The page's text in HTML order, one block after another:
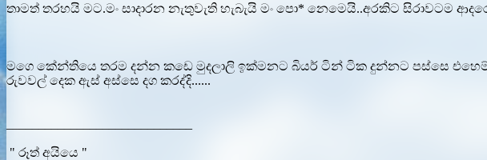
තාමත් තරහයි මට.මං සාදාරන නැතුවැති හැබැයි මං පො* නෙමෙයි..අරකිට සිරාවටම
මගෙ කේන්තියෙ තරම දන්න කඩෙ මුදලාලි ඉක්මනට බියර් ටින් ටික දුන්නට පස්සෙ
රුවවල් දෙක ඇස් අස්සෙ දග කරද්දි......
" රූත් අයියෙ "